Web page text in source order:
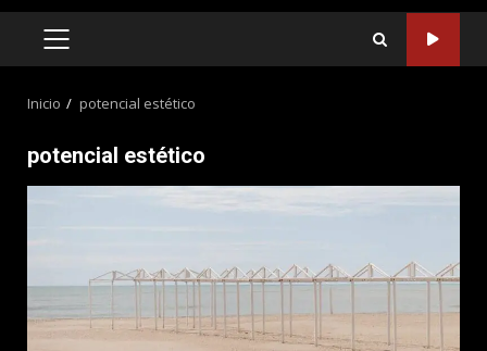
MENÚ
Inicio potencial estético
potencial estético